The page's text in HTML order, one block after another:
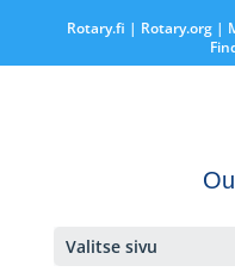
Rotary.fi | Rotary.org|
Valitse sivu